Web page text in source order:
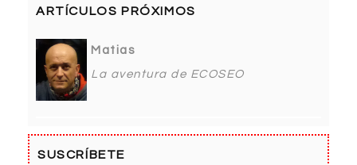
ARTÍCULOS PRÓXIMOS
Matias
La aventura de ECOSEO
SUSCRÍBETE